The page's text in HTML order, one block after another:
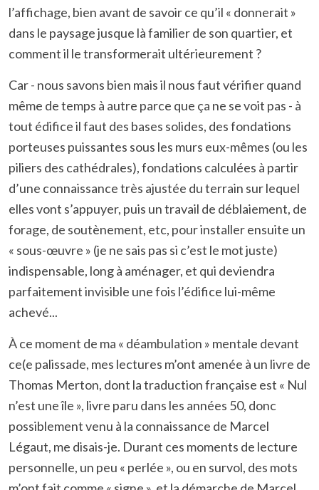
l’affichage, bien avant de savoir ce qu’il « donnerait »
dans le paysage jusque là familier de son quartier, et
comment il le transformerait ultérieurement ?
Car - nous savons bien mais il nous faut vérifier quand
même de temps à autre parce que ça ne se voit pas - à
tout édifice il faut des bases solides, des fondations
porteuses puissantes sous les murs eux-mêmes (ou les
piliers des cathédrales), fondations calculées à partir
d’une connaissance très ajustée du terrain sur lequel
elles vont s’appuyer, puis un travail de déblaiement, de
forage, de soutènement, etc, pour installer ensuite un
« sous-œuvre » (je ne sais pas si c’est le mot juste)
indispensable, long à aménager, et qui deviendra
parfaitement invisible une fois l’édifice lui-même
achevé...
À ce moment de ma « déambulation » mentale devant
ce(e palissade, mes lectures m’ont amenée à un livre de
Thomas Merton, dont la traduction française est « Nul
n’est une île », livre paru dans les années 50, donc
possiblement venu à la connaissance de Marcel
Légaut, me disais-je. Durant ces moments de lecture
personnelle, un peu « perlée », ou en survol, des mots